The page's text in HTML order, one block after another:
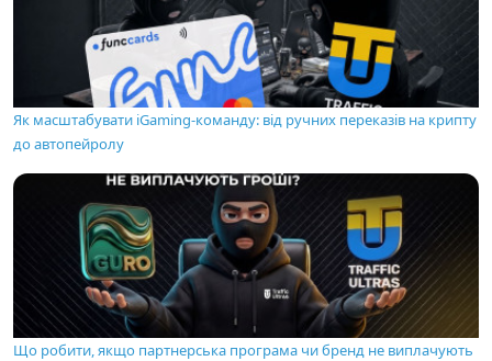
Як масштабувати iGaming-команду: від ручних переказів на крипту
до автопейролу
Що робити, якщо партнерська програма чи бренд не виплачують